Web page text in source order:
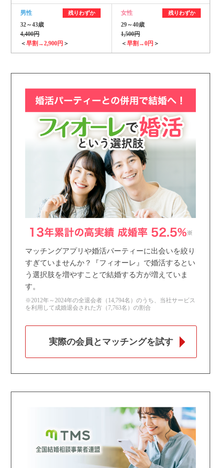
男性 残りわずか
32～43歳
4,400円
＜早割→2,900円 ＞
女性 残りわずか
29～40歳
1,500円
＜早割→0円 ＞
マッチングアプリや婚活パーティーに出会いを絞り
すぎていませんか？『フィオーレ』で婚活するとい
う選択肢を増やすことで結婚する方が増えていま
す。
※2012年～2024年の全退会者（14,794名）のうち、当社サービス
を利用して成婚退会された方（7,763名）の割合
実際の会員とマッチングを試す